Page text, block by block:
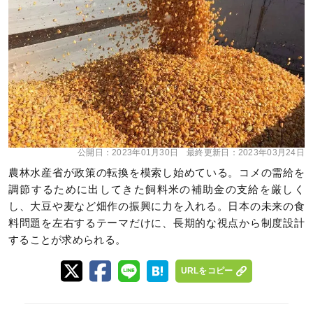
公開日：2023年01月30日 最終更新日： 2023年03月24日
農林水産省が政策の転換を模索し始めている。コメの需給を
調節するために出してきた飼料米の補助金の支給を厳しく
し、大豆や麦など畑作の振興に力を入れる。日本の未来の食
料問題を左右するテーマだけに、長期的な視点から制度設計
することが求められる。
URLをコピー